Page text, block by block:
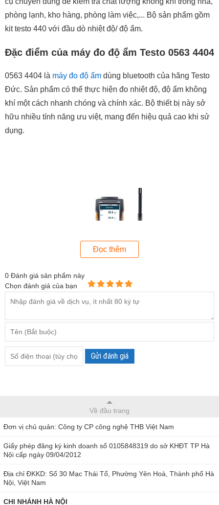
phòng lạnh, kho hàng, phòng làm việc,... Bộ sản phẩm gồm
kit testo 440 với đầu dò nhiệt độ/ độ ẩm.
Đặc điểm của máy đo độ ẩm Testo 0563 4404
0563 4404 là máy đo độ ẩm dùng bluetooth của hãng Testo
Đức. Sản phẩm có thể thực hiện đo nhiệt độ, độ ẩm không
khí một cách nhanh chóng và chính xác. Bộ thiết bị này sở
hữu nhiều tính năng ưu việt, mang đến hiệu quả cao khi sử
dụng.
Máy đo độ ẩm dùng Bluetooth 0563 4404
Máy đo độ ẩm có dạng cầm tay gọn nhẹ và tiện dụng.
Menu được sắp xếp logic giúp người dùng dễ dàng sử
dụng.
Khoảng đo rộng, đáp ứng nhu cầu của người dùng.
Bộ sản phẩm gồm: Kit Testo 440, đầu dò độ ẩm / nhiệt độ
Thông số kỹ thuật
Đọc thêm
0 Đánh giá sản phẩm này
Chọn đánh giá của bạn
Gửi đánh giá
Về đầu trang
Đơn vị chủ quản: Công ty CP công nghệ THB Việt Nam
Giấy phép đăng ký kinh doanh số 0105848319 do sở KHĐT TP Hà
Nội cấp ngày 09/04/2012
Địa chỉ ĐKKD: Số 30 Mạc Thái Tổ, Phường Yên Hoà, Thành phố Hà
Nội, Việt Nam
CHI NHÁNH HÀ NỘI